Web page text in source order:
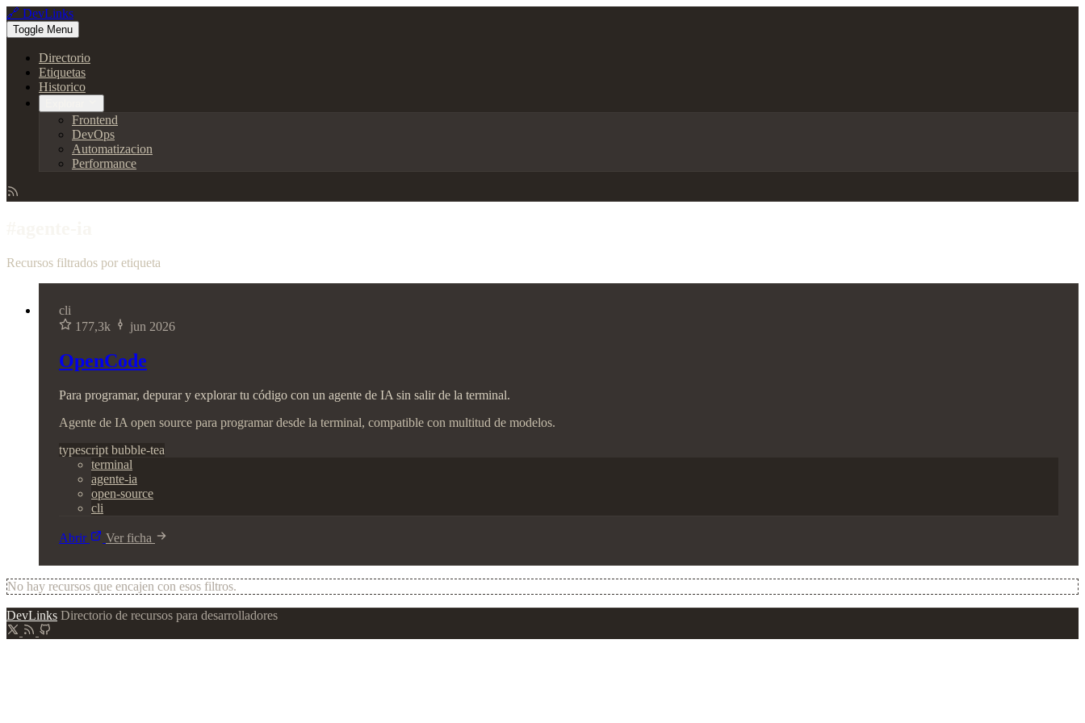
🔗 DevLinks
Toggle Menu
Directorio
Etiquetas
Historico
Frontend
DevOps
Automatizacion
Performance
Recursos filtrados por etiqueta
cli
177,3k
jun 2026
OpenCode
Para programar, depurar y explorar tu código con un agente de IA sin salir de la terminal.
Agente de IA open source para programar desde la terminal, compatible con multitud de modelos.
typescript bubble-tea
terminal
agente-ia
open-source
cli
Abrir Ver ficha
No hay recursos que encajen con esos filtros.
DevLinks Directorio de recursos para desarrolladores